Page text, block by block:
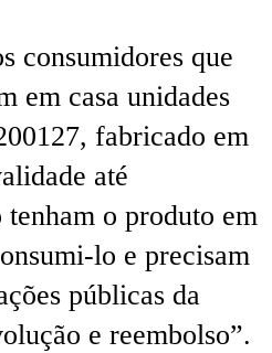
consumidores que
em casa unidades
fabricado em
até
tenham o produto em
lo e precisam
públicas da
e reembolso”.